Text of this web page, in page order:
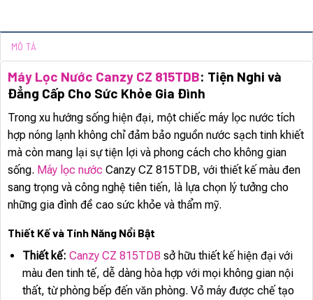
MÔ TẢ
Máy Lọc Nước Canzy CZ 815TDB: Tiện Nghi và
Đẳng Cấp Cho Sức Khỏe Gia Đình
Trong xu hướng sống hiện đại, một chiếc máy lọc nước tích
hợp nóng lạnh không chỉ đảm bảo nguồn nước sạch tinh khiết
mà còn mang lại sự tiện lợi và phong cách cho không gian
sống. Máy lọc nước Canzy CZ 815TDB, với thiết kế màu đen
sang trọng và công nghệ tiên tiến, là lựa chọn lý tưởng cho
những gia đình đề cao sức khỏe và thẩm mỹ.
Thiết Kế và Tính Năng Nổi Bật
Thiết kế: Canzy CZ 815TDB sở hữu thiết kế hiện đại với
màu đen tinh tế, dễ dàng hòa hợp với mọi không gian nội
thất, từ phòng bếp đến văn phòng. Vỏ máy được chế tạo